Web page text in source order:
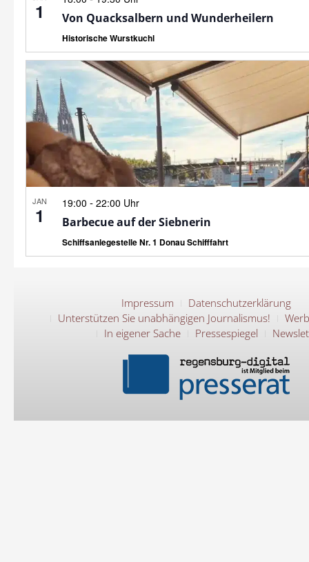
1 Von Quacksalbern und Wunderheilern
Historische Wurstkuchl
JAN
1
19:00 - 22:00 Uhr
Barbecue auf der Siebnerin
Schiffsanlegestelle Nr. 1 Donau Schifffahrt
Impressum
Datenschutzerklärung
Unterstützen Sie unabhängigen Journalismus!
In eigener Sache
Pressespiegel